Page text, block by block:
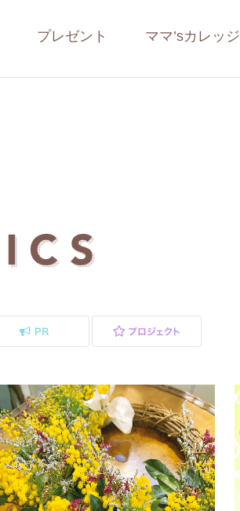
プレゼント ママ’sカレッジ